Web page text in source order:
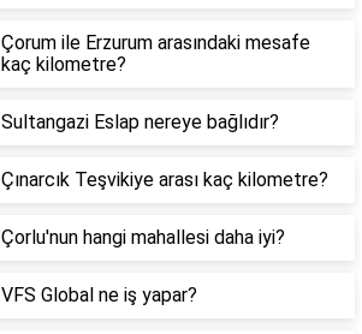
Çorum ile Erzurum arasındaki mesafe
kaç kilometre?
Sultangazi Eslap nereye bağlıdır?
Çınarcık Teşvikiye arası kaç kilometre?
Çorlu'nun hangi mahallesi daha iyi?
VFS Global ne iş yapar?